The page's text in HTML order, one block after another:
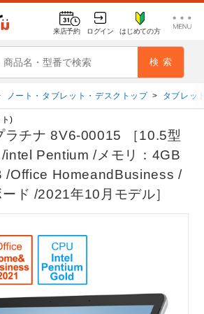
来店予約 ログイン はじめての方
ノート・タブレット・デスクトップ > タブレッ
)
チナ 8V6-00015 ［10.5型
intel Pentium /メモリ：4GB
/Office HomeandBusiness /
ド /2021年10月モデル］